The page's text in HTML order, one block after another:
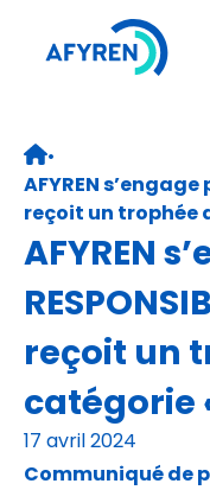
contenu
Retour page
•
AFYREN s’engage
reçoit un trophée
AFYREN
reçoit un
catégorie
17 avril 2024
Communiqué de